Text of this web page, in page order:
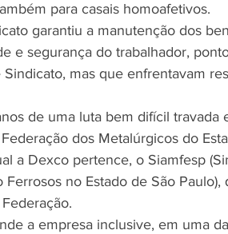
para casais homoafetivos.
garantiu a manutenção dos
e segurança do trabalhador,
mas que enfrentavam
de uma luta bem difícil travada
dos Metalúrgicos do
a Dexco pertence, o Siamfesp
Ferrosos no Estado de São
a empresa inclusive, em uma